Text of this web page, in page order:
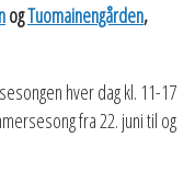
ogTuomainengården,
hver dag kl. 11-17
fra 22. juni til og